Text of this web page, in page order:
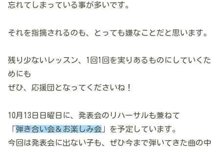
忘れてしまっている事が多いです。
それを指摘されるのも、とっても嫌なことだと思います。
残り少ないレッスン、1回1回を実りあるものにしていくた
めにも
ぜひ、応援団となってくださいね！
10月13日日曜日に、発表会のリハーサルも兼ねて
「弾き合い会＆お楽しみ会 」を予定しています。
今回は発表会に出ない子も、ぜひ今まで弾いてきた曲の中